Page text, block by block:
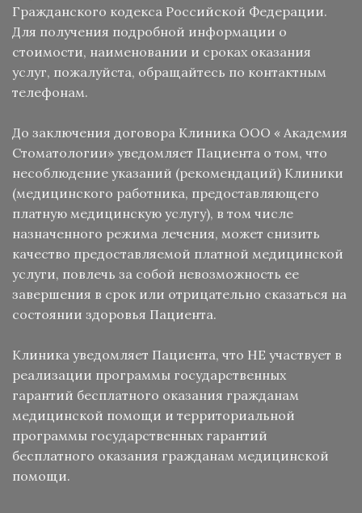
Гражданского кодекса Российской Федерации.
Для получения подробной информации о
стоимости, наименовании и сроках оказания
услуг, пожалуйста, обращайтесь по контактным
телефонам.
До заключения договора Клиника ООО « Академия
Стоматологии» уведомляет Пациента о том, что
несоблюдение указаний (рекомендаций) Клиники
(медицинского работника, предоставляющего
платную медицинскую услугу), в том числе
назначенного режима лечения, может снизить
качество предоставляемой платной медицинской
услуги, повлечь за собой невозможность ее
завершения в срок или отрицательно сказаться на
состоянии здоровья Пациента.
Клиника уведомляет Пациента, что НЕ участвует в
реализации программы государственных
гарантий бесплатного оказания гражданам
медицинской помощи и территориальной
программы государственных гарантий
бесплатного оказания гражданам медицинской
помощи.